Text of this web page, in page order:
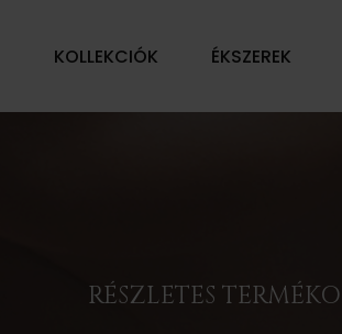
KOLLEKCIÓK ÉKSZEREK
RÉSZLETES